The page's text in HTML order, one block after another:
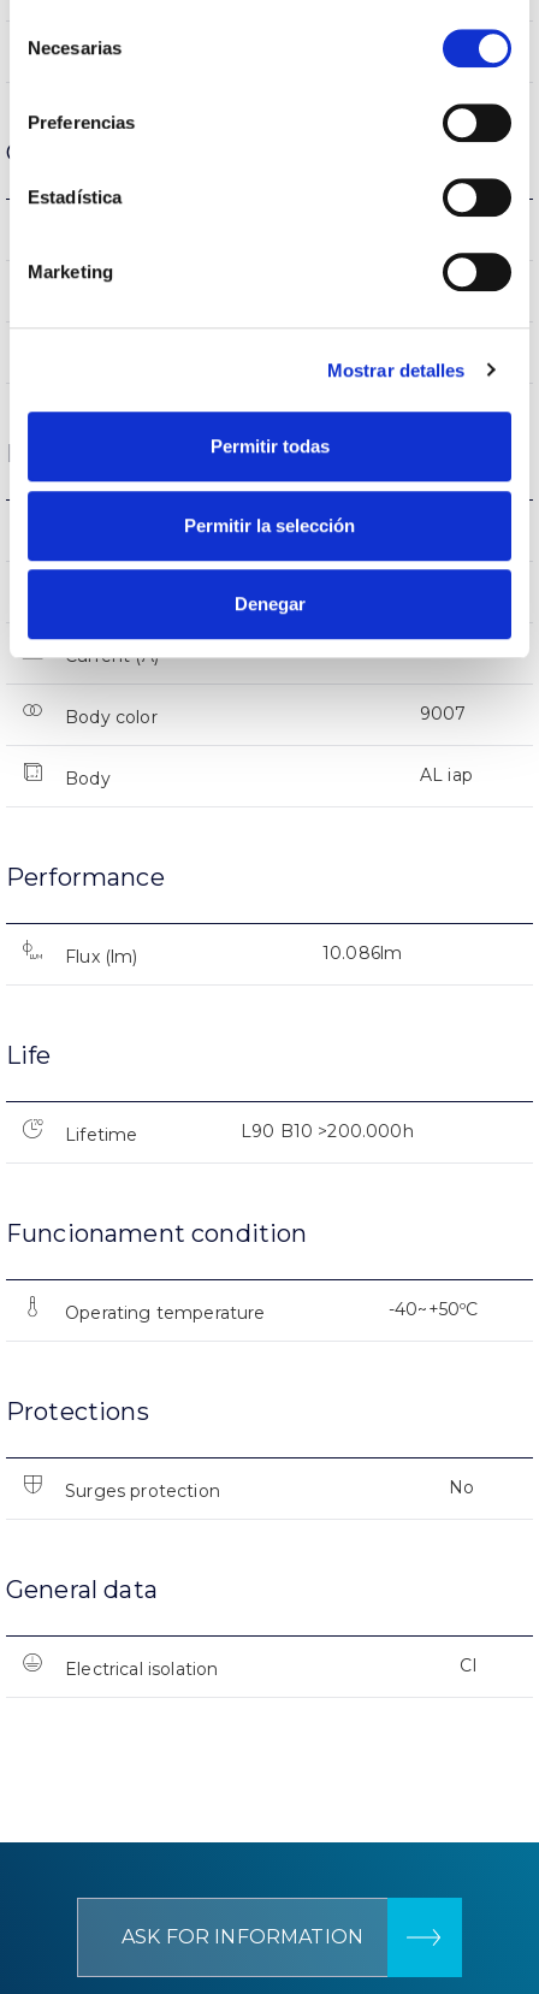
Necesarias
Preferencias
Estadística
Marketing
Mostrar detalles
Permitir todas
Permitir la selección
Denegar
Linkable
Optical data
Housing and Finish
IK Impact resistance
Current (A) 66
Body color 9007
Body AL iap
Performance
Flux (lm) 10.086lm
Life
Lifetime L90 B10 >200.000h
Funcionament condition
Operating temperature -40~+50ºC
Protections
Surges protection No
General data
Electrical isolation CI
ASK FOR INFORMATION